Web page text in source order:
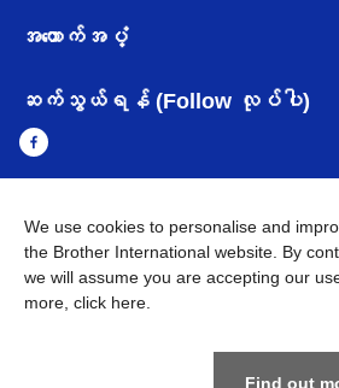
အထောက်အပံ့
ဆက်သွယ်ရန် (Follow လုပ်ပါ)
Myanmar Brother ၏ ကမ္ဘာတစ်ဝန်းရှိ ကွန်
အချက်အလက်မူဝါဒ အသုံးပြုမူဝါဒ
Brother Global ဝက်ဆိုဒ်သို့သွားရန်
We use cookies to personalise and
the Brother International website. By
we will assume you are accepting our
more, click here
Find out